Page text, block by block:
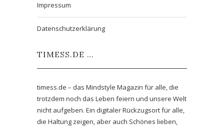
Impressum
Datenschutzerklärung
TIMESS.DE …
timess.de – das Mindstyle Magazin für alle, die
trotzdem noch das Leben feiern und unsere Welt
nicht aufgeben. Ein digitaler Rückzugsort für alle,
die Haltung zeigen, aber auch Schönes lieben,